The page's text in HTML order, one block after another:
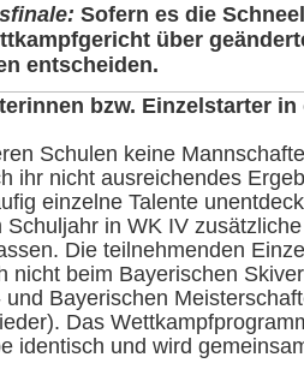
Sofern es die
über
entscheiden.
bzw. Einzelstarter in
Schulen keine
ihr nicht ausreichendes
einzelne Talente
in WK IV
Die teilnehmenden
nicht beim Bayerischen
Bayerischen
Das
identisch und wird